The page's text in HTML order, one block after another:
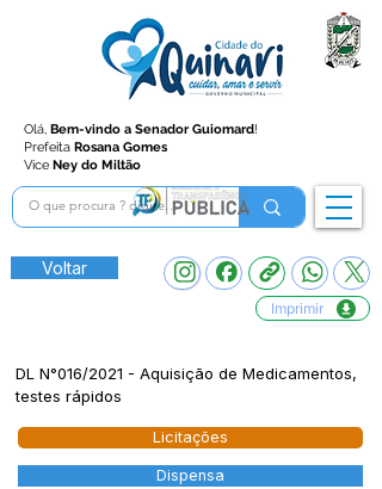
Olá, Bem-vindo a Senador Guiomard!
Prefeita Rosana Gomes
Vice Ney do Miltão
Voltar
Imprimir
DL N°016/2021 - Aquisição de Medicamentos,
testes rápidos
Licitações
Dispensa